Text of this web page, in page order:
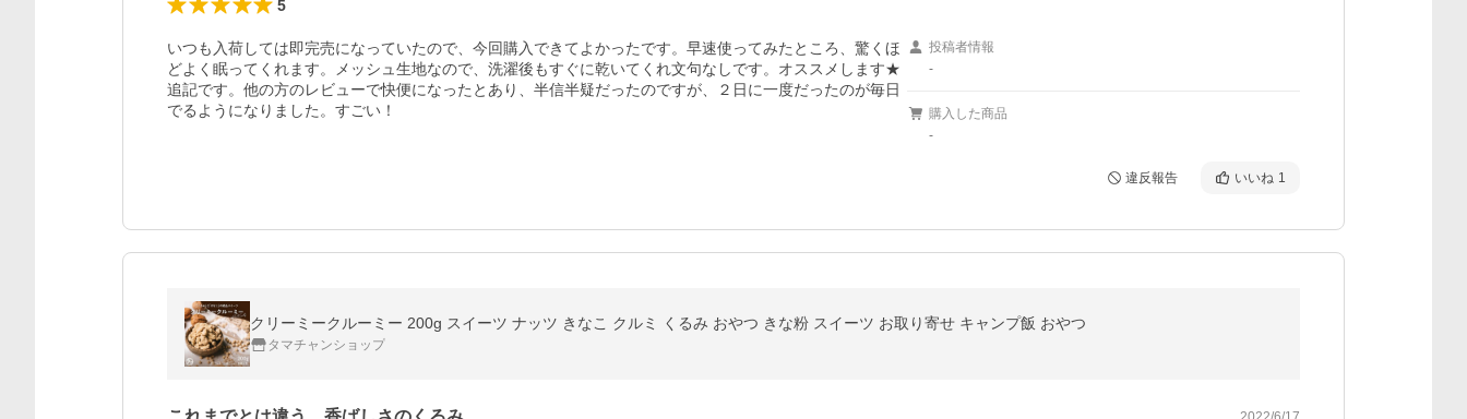
5
いつも入荷しては即完売になっていたので、今回購入できてよかったです。早速使ってみたところ、驚くほ
どよく眠ってくれます。メッシュ生地なので、洗濯後もすぐに乾いてくれ文句なしです。オススメします★
追記です。他の方のレビューで快便になったとあり、半信半疑だったのですが、２日に一度だったのが毎日
でるようになりました。すごい！
投稿者情報
-
購入した商品
-
違反報告 いいね 1
クリーミークルーミー 200g スイーツ ナッツ きなこ クルミ くるみ おやつ きな粉 スイーツ お取り寄せ キャンプ飯 おやつ
タマチャンショップ